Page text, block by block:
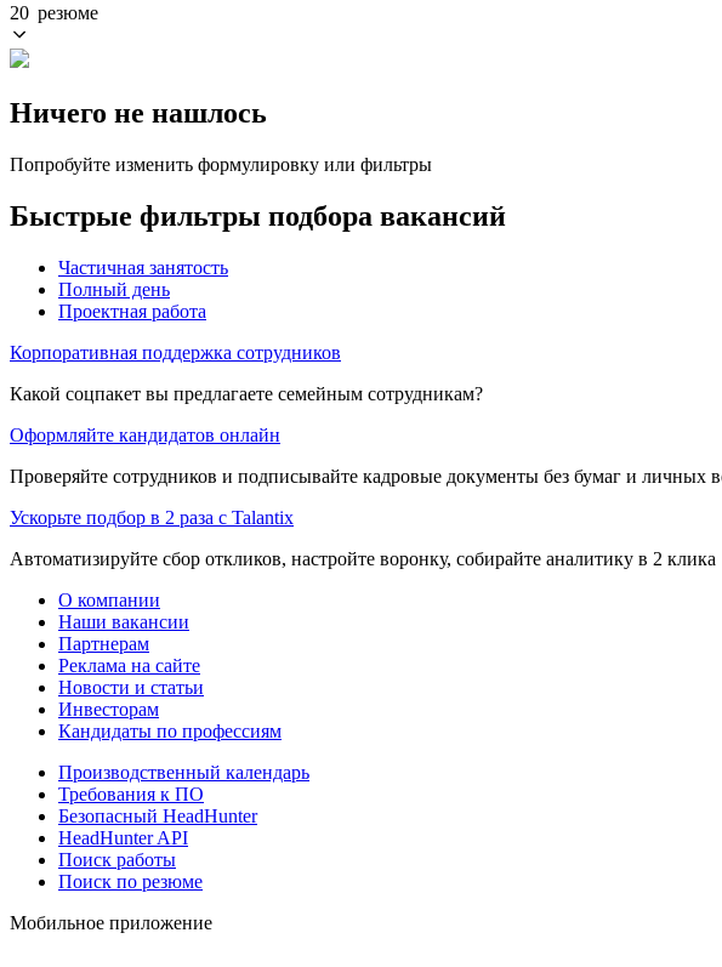
20 резюме
Ничего не нашлось
Попробуйте изменить формулировку или фильтры
Быстрые фильтры подбора вакансий
Частичная занятость
Полный день
Проектная работа
Корпоративная поддержка сотрудников
Какой соцпакет вы предлагаете семейным сотрудникам?
Оформляйте кандидатов онлайн
Проверяйте сотрудников и подписывайте кадровые документы без бумаг и личных
Ускорьте подбор в 2 раза с Talantix
Автоматизируйте сбор откликов, настройте воронку, собирайте аналитику в 2 клика
О компании
Наши вакансии
Партнерам
Реклама на сайте
Новости и статьи
Инвесторам
Кандидаты по профессиям
Производственный календарь
Требования к ПО
Безопасный HeadHunter
HeadHunter API
Поиск работы
Поиск по резюме
Мобильное приложение